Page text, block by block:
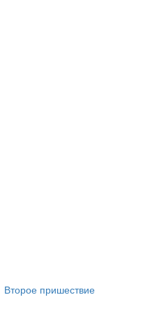
Второе пришествие